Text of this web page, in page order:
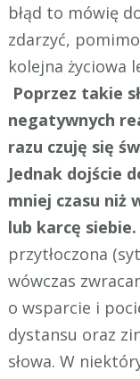
błąd to mówię
zdarzyć,
kolejna życiowa
Poprzez takie
negatywnych
razu czuję się
Jednak dojście
mniej czasu niż
lub karcę siebie.
przytłoczona
wówczas
o wsparcie i
dystansu oraz
słowa. W